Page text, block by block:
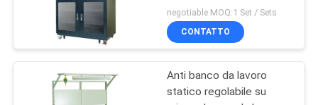
Ugello di SMT
rivestimento di industria
ESD
negotiable MOQ:1 Set / Sets
CONTATTO
Anti banco da lavoro
statico regolabile su